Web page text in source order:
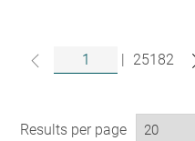
| 25182
Results per page